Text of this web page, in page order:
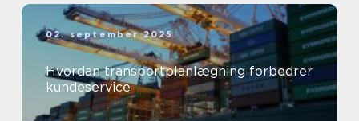
02. september 2025
Hvordan transportplanlægning forbedrer
kundeservice